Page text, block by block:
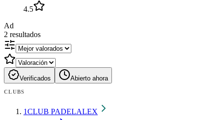
4.5
Ad
2 resultados
Verificados Abierto ahora
CLUBS
1CLUB PADELALEX